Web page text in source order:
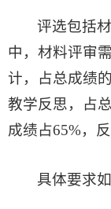
评选包括
中，材料评审
计，占总成绩
教学反思，占
成绩占65%，
具体要求如